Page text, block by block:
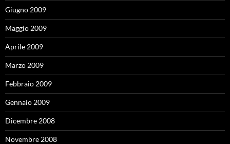
Giugno 2009
Maggio 2009
Aprile 2009
Marzo 2009
Febbraio 2009
Gennaio 2009
Dicembre 2008
Novembre 2008